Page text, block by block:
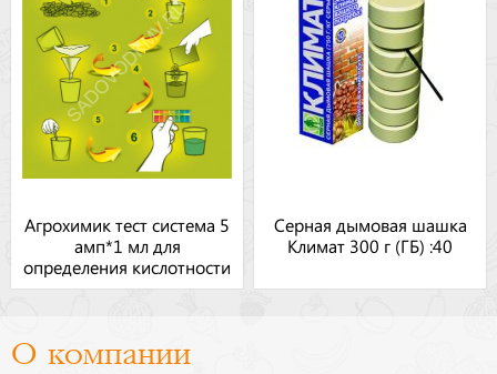
Агрохимик тест система 5
амп*1 мл для
определения кислотности
почвы. 48
Серная дымовая шашка
Климат 300 г (ГБ) :40
О компании